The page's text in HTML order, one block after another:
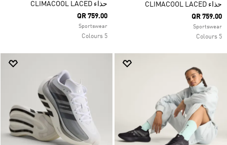
حذاء CLIMACOOL LACED
QR 759.00
Sportswear
5 Colours
حذاء CLIMACOOL LACED
QR 759.00
Sportswear
5 Colours